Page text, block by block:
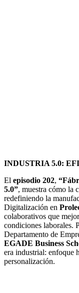
INDUSTRIA 5.0:
El episodio 202,
5.0”, muestra cómo la
redefiniendo la
Digitalización en
colaborativos que
condiciones laborales.
Departamento de
EGADE Business
era industrial: enfoque
personalización.